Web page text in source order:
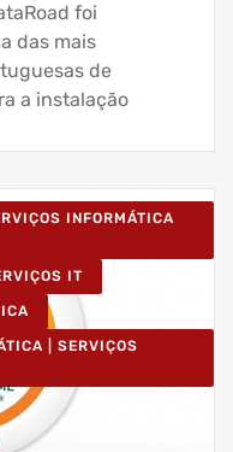
foi
das mais
de
a instalação
INFORMÁTICA
IT
| SERVIÇOS